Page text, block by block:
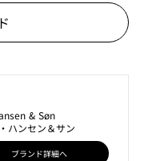
& Søn
ハンセン＆サン
ブランド詳細へ